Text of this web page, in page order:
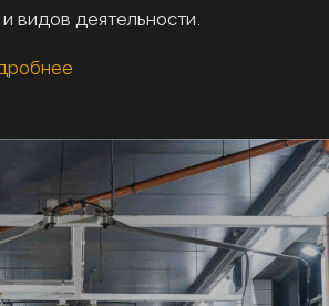
видов деятельности.